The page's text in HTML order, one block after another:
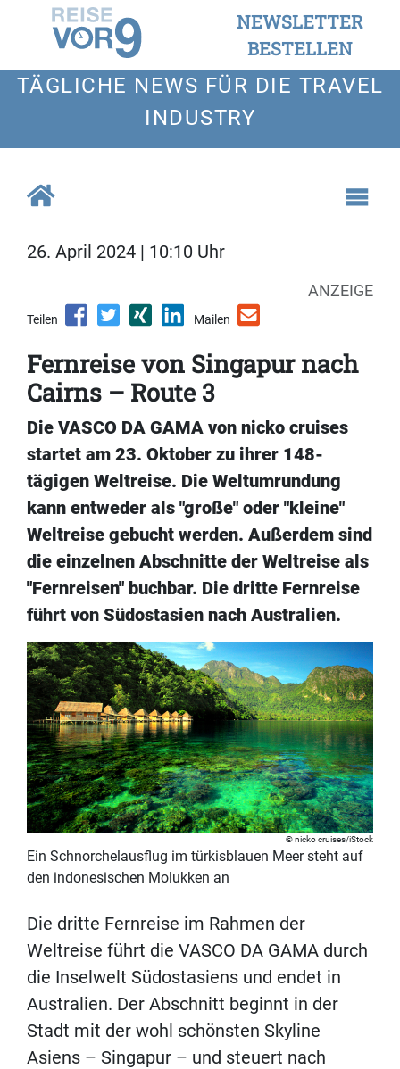
NEWSLETTER
BESTELLEN
TÄGLICHE NEWS FÜR DIE TRAVEL
INDUSTRY
26. April 2024 | 10:10 Uhr
ANZEIGE
Teilen Mailen
Fernreise von Singapur nach
Cairns – Route 3
Die VASCO DA GAMA von nicko cruises
startet am 23. Oktober zu ihrer 148-
tägigen Weltreise. Die Weltumrundung
kann entweder als "große" oder "kleine"
Weltreise gebucht werden. Außerdem sind
die einzelnen Abschnitte der Weltreise als
"Fernreisen" buchbar. Die dritte Fernreise
führt von Südostasien nach Australien.
nicko cruises/iStock
Ein Schnorchelausflug im türkisblauen Meer steht auf
den indonesischen Molukken an
Die dritte Fernreise im Rahmen der
Weltreise führt die VASCO DA GAMA durch
die Inselwelt Südostasiens und endet in
Australien. Der Abschnitt beginnt in der
Stadt mit der wohl schönsten Skyline
Asiens – Singapur – und steuert nach